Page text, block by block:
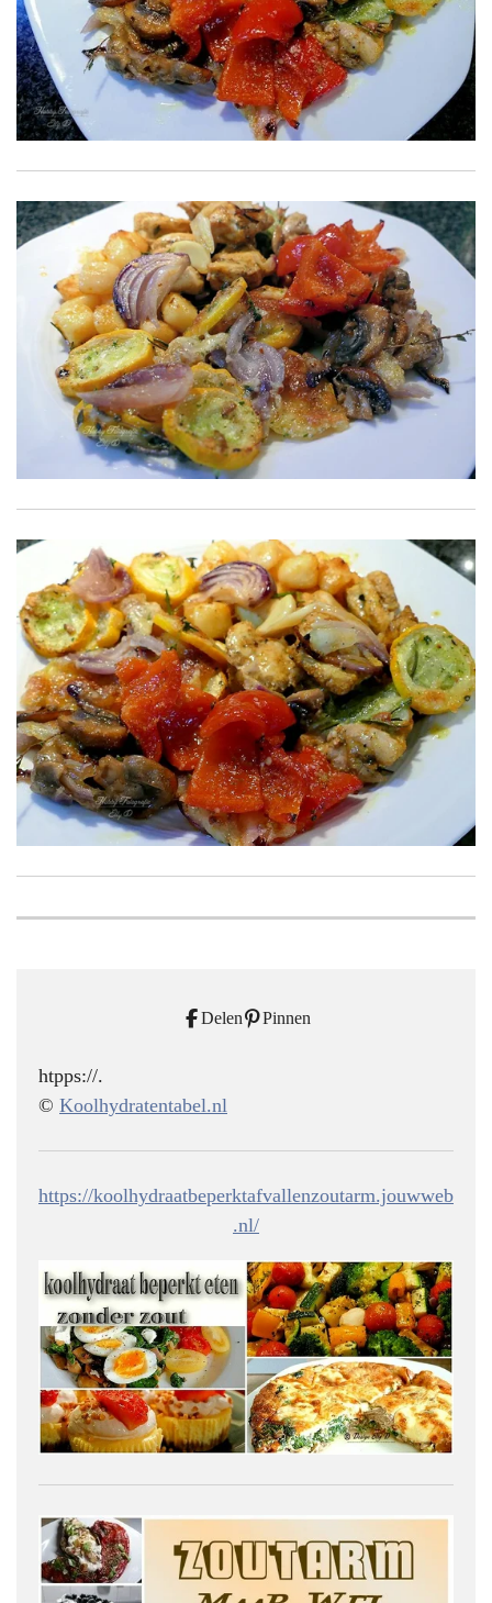
Delen Pinnen
htpps://.
© Koolhydratentabel.nl
https://koolhydraatbeperktafvallenzoutarm.jouwweb
.nl/